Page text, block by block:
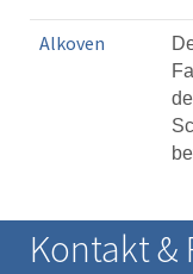
Alkoven
Kontakt &